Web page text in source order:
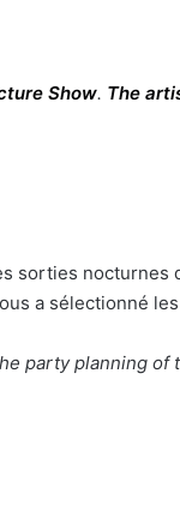
Show. The
sorties nocturnes
a sélectionné
party planning